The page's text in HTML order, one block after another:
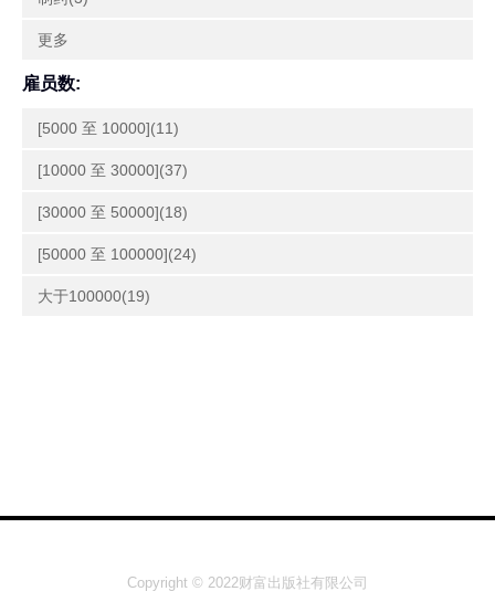
更多
雇员数:
[5000 至 10000](11)
[10000 至 30000](37)
[30000 至 50000](18)
[50000 至 100000](24)
大于100000(19)
Copyright © 2022财富出版社有限公司